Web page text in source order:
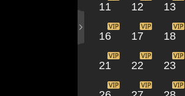
11 12 13
16 17 18
21 22 23